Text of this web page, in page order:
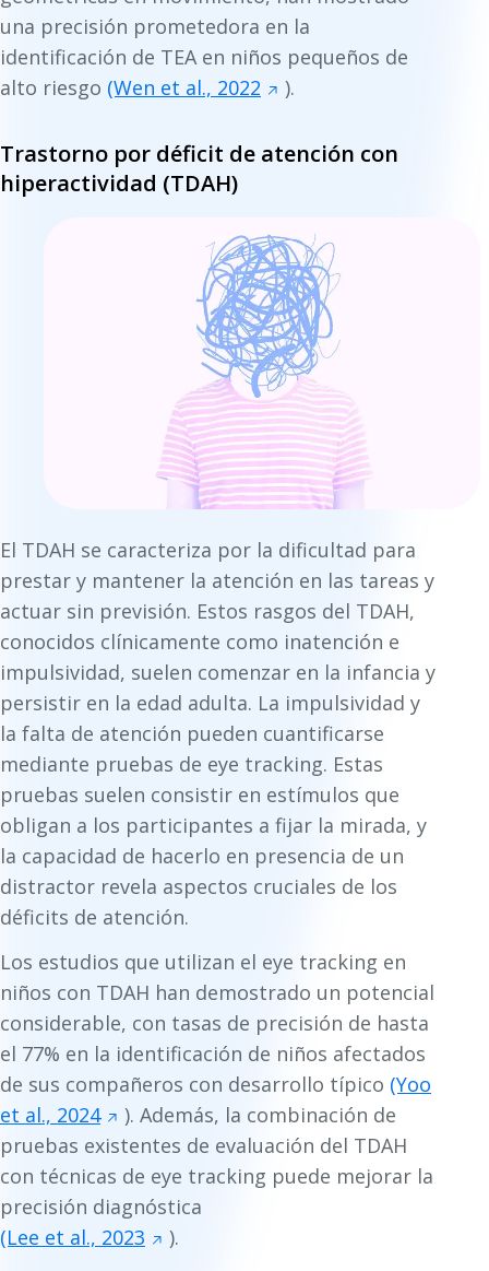
una precisión prometedora en la
identificación de TEA en niños pequeños de
alto riesgo (Wen et al., 2022 ).
Trastorno por déficit de atención con
hiperactividad (TDAH)
El TDAH se caracteriza por la dificultad para
prestar y mantener la atención en las tareas y
actuar sin previsión. Estos rasgos del TDAH,
conocidos clínicamente como inatención e
impulsividad, suelen comenzar en la infancia y
persistir en la edad adulta. La impulsividad y
la falta de atención pueden cuantificarse
mediante pruebas de eye tracking. Estas
pruebas suelen consistir en estímulos que
obligan a los participantes a fijar la mirada, y
la capacidad de hacerlo en presencia de un
distractor revela aspectos cruciales de los
déficits de atención.
Los estudios que utilizan el eye tracking en
niños con TDAH han demostrado un potencial
considerable, con tasas de precisión de hasta
el 77% en la identificación de niños afectados
de sus compañeros con desarrollo típico (Yoo
et al., 2024
). Además, la combinación de
pruebas existentes de evaluación del TDAH
con técnicas de eye tracking puede mejorar la
precisión diagnóstica
(Lee et al., 2023
).